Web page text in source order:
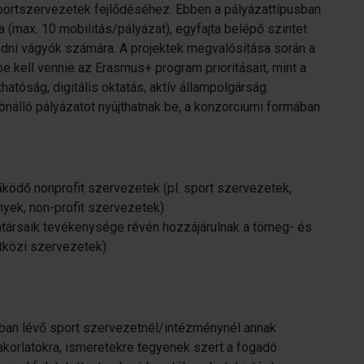
fejlődéséhez. Ebben a pályázattípusban
10 mobilitás/pályázat), egyfajta belépő szintet
vágyók számára. A projektek megvalósítása során a
vennie az Erasmus+ program prioritásait, mint a
digitális oktatás, aktív állampolgárság.
pályázatot nyújthatnak be, a konzorciumi formában
nonprofit szervezetek (pl. sport szervezetek,
non-profit szervezetek)
tevékenysége révén hozzájárulnak a tömeg- és
szervezetek)
lévő sport szervezetnél/intézménynél annak
ismeretekre tegyenek szert a fogadó